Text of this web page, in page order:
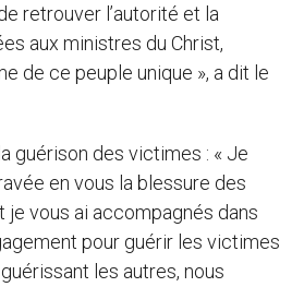
retrouver l’autorité et la
aux ministres du Christ,
de ce peuple unique », a dit le
guérison des victimes : « Je
en vous la blessure des
je vous ai accompagnés dans
pour guérir les victimes
les autres, nous